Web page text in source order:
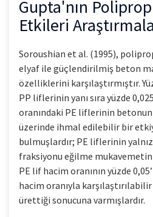
Gupta'nın
Etkileri
Soroushian et al. (1995),
elyaf ile güçlendirilmiş beton
özelliklerini karşılaştırmıştır.
PP liflerinin yanı sıra yüzde
oranındaki PE liflerinin betonun
üzerinde ihmal edilebilir bir
bulmuşlardır; PE liflerinin
fraksiyonu eğilme
PE lif hacim oranının yüzde
hacim oranıyla
ürettiği sonucuna varmışlardır.